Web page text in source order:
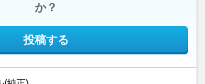
か？
投稿する